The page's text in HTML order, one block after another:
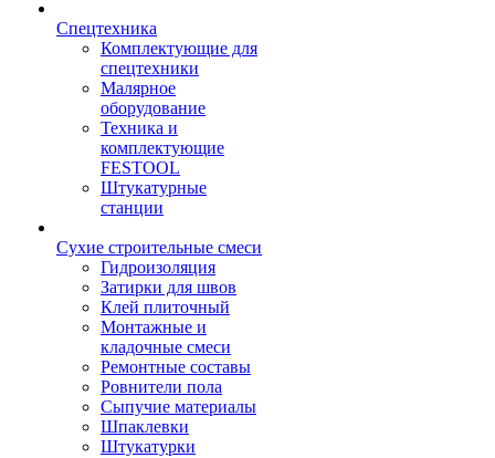
Спецтехника
Комплектующие для
спецтехники
Малярное
оборудование
Техника и
комплектующие
FESTOOL
Штукатурные
станции
Сухие строительные смеси
Гидроизоляция
Затирки для швов
Клей плиточный
Монтажные и
кладочные смеси
Ремонтные составы
Ровнители пола
Сыпучие материалы
Шпаклевки
Штукатурки